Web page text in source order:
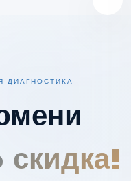
ДИАГНОСТИКА
скидка!